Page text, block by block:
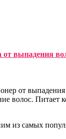
выпадения
от
волос. Питает
из самых